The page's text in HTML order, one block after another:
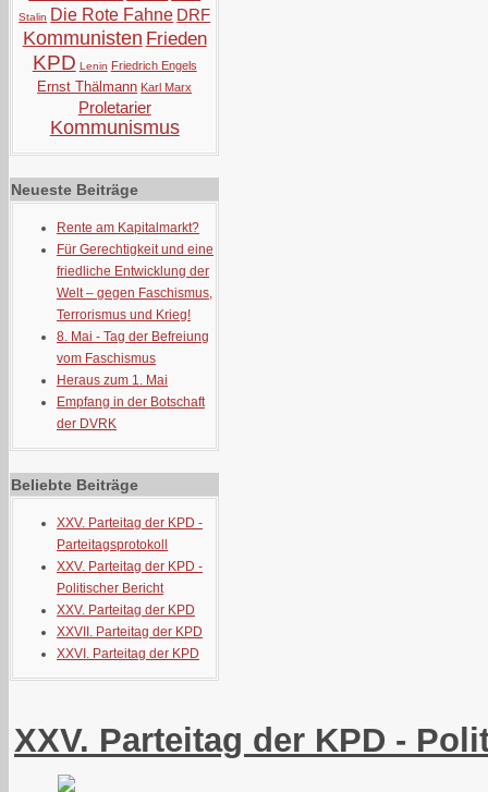
Stalin Die Rote Fahne DRF
Kommunisten Frieden
KPD Lenin Friedrich Engels
Ernst Thälmann Karl Marx
Proletarier
Kommunismus
Neueste Beiträge
Rente am Kapitalmarkt?
Für Gerechtigkeit und eine
friedliche Entwicklung der
Welt – gegen Faschismus,
Terrorismus und Krieg!
8. Mai - Tag der Befreiung
vom Faschismus
Heraus zum 1. Mai
Empfang in der Botschaft
der DVRK
Beliebte Beiträge
XXV. Parteitag der KPD -
Parteitagsprotokoll
XXV. Parteitag der KPD -
Politischer Bericht
XXV. Parteitag der KPD
XXVII. Parteitag der KPD
XXVI. Parteitag der KPD
XXV. Parteitag der KPD -